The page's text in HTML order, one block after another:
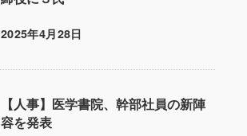
投稿日
2025年4月28日
【人事】医学書院、幹部社員の新陣
容を発表